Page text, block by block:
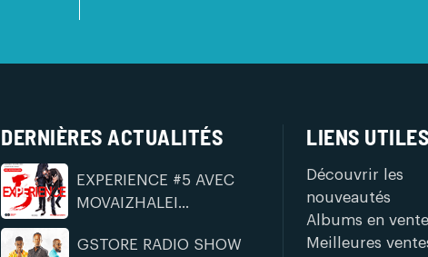
DERNIÈRES ACTUALITÉS
EXPERIENCE #5 AVEC
MOVAIZHALEI...
GSTORE RADIO SHOW
LIENS UTILES
Découvrir les
nouveautés
Albums en vente
Meilleures